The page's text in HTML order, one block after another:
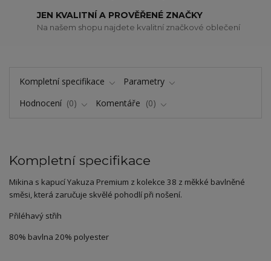
JEN KVALITNÍ A PROVĚŘENÉ ZNAČKY
Na našem shopu najdete kvalitní značkové oblečení
Kompletní specifikace
Parametry
Hodnocení
0 Komentáře 0
Kompletní specifikace
Mikina s kapucí Yakuza Premium z kolekce 38 z měkké bavlněné
směsi, která zaručuje skvělé pohodlí při nošení.
Přiléhavý střih
80% bavlna 20% polyester